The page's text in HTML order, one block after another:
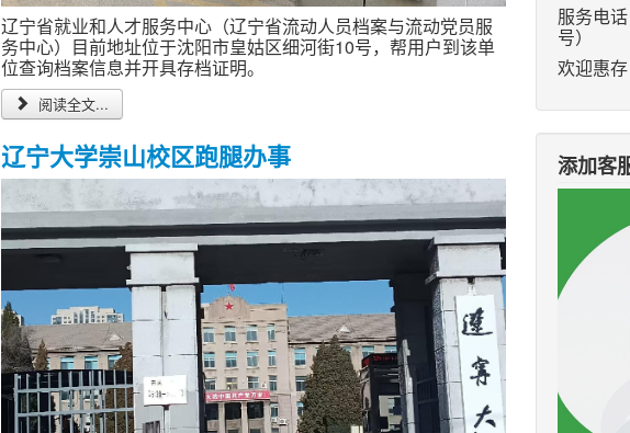
辽宁省就业和人才服务中心（辽宁省流动人员档案与流动党员服
务中心）目前地址位于沈阳市皇姑区细河街10号，帮用户到该单
位查询档案信息并开具存档证明。
阅读全文...
辽宁大学崇山校区跑腿办事
服务电话
号）
欢迎惠存
添加客